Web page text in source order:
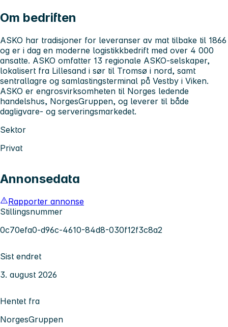
Om bedriften
ASKO har tradisjoner for leveranser av mat tilbake til 1866
og er i dag en moderne logistikkbedrift med over 4 000
ansatte. ASKO omfatter 13 regionale ASKO-selskaper,
lokalisert fra Lillesand i sør til Tromsø i nord, samt
sentrallagre og samlastingsterminal på Vestby i Viken.
ASKO er engrosvirksomheten til Norges ledende
handelshus, NorgesGruppen, og leverer til både
dagligvare- og serveringsmarkedet.
Sektor
Privat
Annonsedata
Rapporter annonse
Stillingsnummer
0c70efa0-d96c-4610-84d8-030f12f3c8a2
Sist endret
3. august 2026
Hentet fra
NorgesGruppen